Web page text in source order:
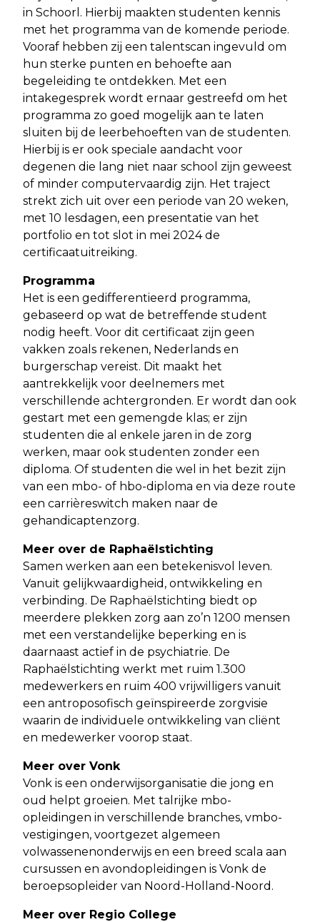
in Schoorl. Hierbij maakten studenten kennis
met het programma van de komende periode.
Vooraf hebben zij een talentscan ingevuld om
hun sterke punten en behoefte aan
begeleiding te ontdekken. Met een
intakegesprek wordt ernaar gestreefd om het
programma zo goed mogelijk aan te laten
sluiten bij de leerbehoeften van de studenten.
Hierbij is er ook speciale aandacht voor
degenen die lang niet naar school zijn geweest
of minder computervaardig zijn. Het traject
strekt zich uit over een periode van 20 weken,
met 10 lesdagen, een presentatie van het
portfolio en tot slot in mei 2024 de
certificaatuitreiking.
Programma
Het is een gedifferentieerd programma,
gebaseerd op wat de betreffende student
nodig heeft. Voor dit certificaat zijn geen
vakken zoals rekenen, Nederlands en
burgerschap vereist. Dit maakt het
aantrekkelijk voor deelnemers met
verschillende achtergronden. Er wordt dan ook
gestart met een gemengde klas; er zijn
studenten die al enkele jaren in de zorg
werken, maar ook studenten zonder een
diploma. Of studenten die wel in het bezit zijn
van een mbo- of hbo-diploma en via deze route
een carrièreswitch maken naar de
gehandicaptenzorg.
Meer over de Raphaëlstichting
Samen werken aan een betekenisvol leven.
Vanuit gelijkwaardigheid, ontwikkeling en
verbinding. De Raphaëlstichting biedt op
meerdere plekken zorg aan zo’n 1200 mensen
met een verstandelijke beperking en is
daarnaast actief in de psychiatrie. De
Raphaëlstichting werkt met ruim 1.300
medewerkers en ruim 400 vrijwilligers vanuit
een antroposofisch geïnspireerde zorgvisie
waarin de individuele ontwikkeling van cliënt
en medewerker voorop staat.
Meer over Vonk
Vonk is een onderwijsorganisatie die jong en
oud helpt groeien. Met talrijke mbo-
opleidingen in verschillende branches, vmbo-
vestigingen, voortgezet algemeen
volwassenenonderwijs en een breed scala aan
cursussen en avondopleidingen is Vonk de
beroepsopleider van Noord-Holland-Noord.
Meer over Regio College